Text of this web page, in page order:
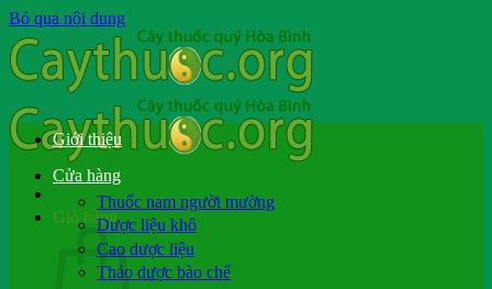
Bỏ qua nội dung
Giỏ hàng
Giới thiệu
Cửa hàng
Thuốc nam người mường
Dược liệu khô
Cao dược liệu
Thảo dược bào chế